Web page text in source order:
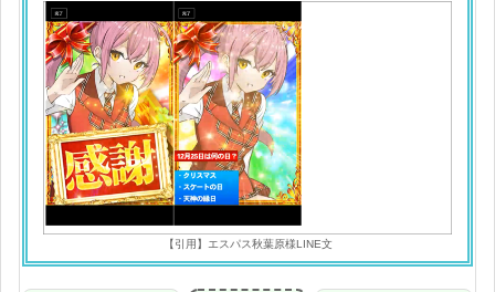
【引用】エスパス秋葉原様LINE文